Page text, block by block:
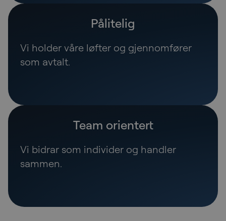
Pålitelig
Vi holder våre løfter og gjennomfører
som avtalt.
Team orientert
Vi bidrar som individer og handler
sammen.